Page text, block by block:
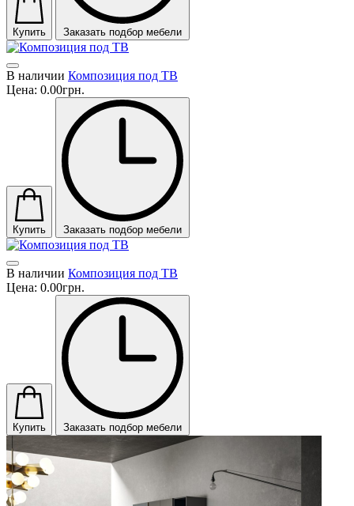
Купить Заказать подбор мебели
В наличии Композиция под ТВ
Цена: 0.00грн.
Купить Заказать подбор мебели
В наличии Композиция под ТВ
Цена: 0.00грн.
Купить Заказать подбор мебели